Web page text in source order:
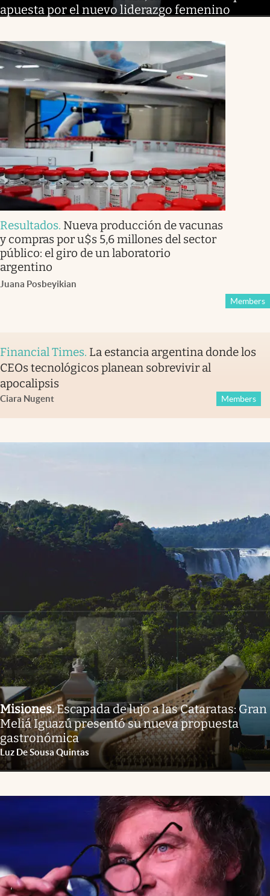
apuesta por el nuevo liderazgo femenino
Resultados. Nueva producción de vacunas
y compras por u$s 5,6 millones del sector
público: el giro de un laboratorio
argentino
Juana Posbeyikian
Members
Financial Times. La estancia argentina donde los
CEOs tecnológicos planean sobrevivir al
apocalipsis
Ciara Nugent Members
Misiones.Escapada de lujo a las Cataratas: Gran
Meliá Iguazú presentó su nueva propuesta
gastronómica
Luz De Sousa Quintas